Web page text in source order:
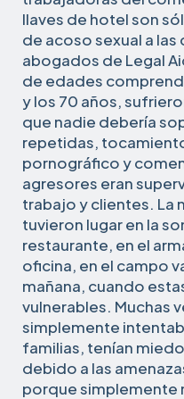
llaves de hotel son
de acoso sexual a
abogados de Legal
de edades
y los 70 años,
que nadie debería
repetidas,
pornográfico y
agresores eran
trabajo y clientes. La
tuvieron lugar en la
restaurante, en el
oficina, en el campo
mañana, cuando
vulnerables. Muchas
simplemente
familias, tenían
debido a las
porque simplemente